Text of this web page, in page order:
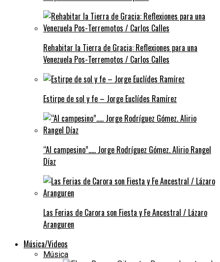
Rehabitar la Tierra de Gracia: Reflexiones para una
Venezuela Pos-Terremotos / Carlos Calles
Estirpe de sol y fe – Jorge Euclídes Ramírez
“Al campesino”….. Jorge Rodríguez Gómez. Alirio Rangel
Díaz
Las Ferias de Carora son Fiesta y Fe Ancestral / Lázaro
Aranguren
Música/Videos
Música